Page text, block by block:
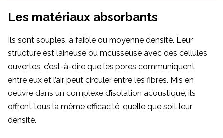
Les matériaux absorbants
Ils sont souples, à faible ou moyenne densité. Leur
structure est laineuse ou mousseuse avec des cellules
ouvertes, c’est-à-dire que les pores communiquent
entre eux et l’air peut circuler entre les fibres. Mis en
oeuvre dans un complexe d’isolation acoustique, ils
offrent tous la même efficacité, quelle que soit leur
densité.